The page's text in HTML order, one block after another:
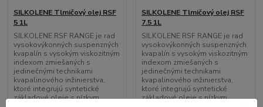
SILKOLENE Tlmičový olej RSF
5 1L
SILKOLENE RSF RANGE je rad
vysokovýkonných suspenzných
kvapalín s vysokým viskozitným
indexom zmiešaných s
jedinečnými technikami
kvapalinového inžinierstva,
ktoré integrujú syntetické
základové oleje s nízkym
SILKOLENE Tlmičový olej RSF
7.5 1L
SILKOLENE RSF RANGE je rad
vysokovýkonných suspenzných
kvapalín s vysokým viskozitným
indexom zmiešaných s
jedinečnými technikami
kvapalinového inžinierstva,
ktoré integrujú syntetické
základové oleje s nízkym